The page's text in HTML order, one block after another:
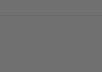
die eng zu ihrer
den Spitzhut, den